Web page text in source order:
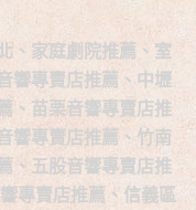
、家庭劇院推薦、室
響專賣店推薦、中壢
、苗栗音響專賣店推
響專賣店推薦、竹南
、五股音響專賣店推
專賣店推薦、信義區